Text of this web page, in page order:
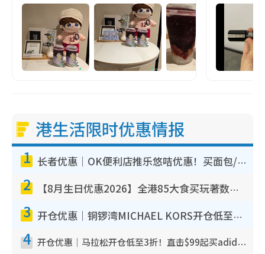
港生活限时优惠情报
1 长者优惠｜OK便利店推乐悠咭优惠！买面包/牛奶/保健品拍卡即减
2 【8月生日优惠2026】全港85大食买玩著数攻略 自助餐/火锅放题同行免费＋诚品/DONKI送现金券
3 开仓优惠｜铜锣湾MICHAEL KORS开仓低至17折！直击$500起买手袋/钱包/鞋款 必买经典Jet Set系列
4 开仓优惠｜马拉松开仓低至3折！直击$99起买adidas／New Balance／Puma鞋款 STANLEY保温杯劈价至$119起